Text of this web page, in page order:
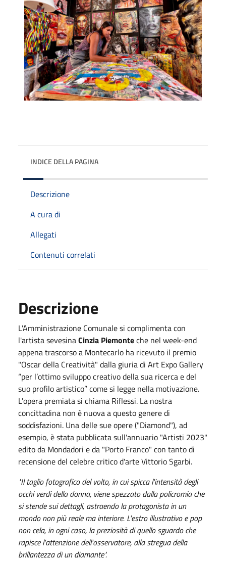
INDICE DELLA PAGINA
Descrizione
A cura di
Allegati
Contenuti correlati
Descrizione
L'Amministrazione Comunale si complimenta con
l'artista sevesinaCinzia Piemonteche nel week-end
appena trascorso a Montecarlo ha ricevuto il premio
"Oscar della Creatività" dalla giuria di Art Expo Gallery
“per l’ottimo sviluppo creativo della sua ricerca e del
suo profilo artistico” come si legge nella motivazione.
L'opera premiata si chiama Riflessi. La nostra
concittadina non è nuova a questo genere di
soddisfazioni. Una delle sue opere ("Diamond"), ad
esempio, è stata pubblicata sull'annuario "Artisti 2023"
edito da Mondadori e da "Porto Franco" con tanto di
recensione del celebre critico d'arte Vittorio Sgarbi.
"Il taglio fotografico del volto, in cui spicca l'intensità degli
occhi verdi della donna, viene spezzato dalla policromia che
si stende sui dettagli, astraendo la protagonista in un
mondo non più reale ma interiore. L'estro illustrativo e pop
non cela, in ogni caso, la preziosità di quello sguardo che
rapisce l'attenzione dell'osservatore, alla stregua della
brillantezza di un diamante".